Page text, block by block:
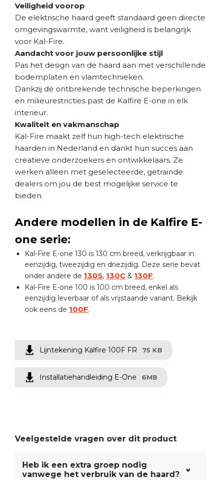
Veiligheid voorop
De elektrische haard geeft standaard geen directe
omgevingswarmte, want veiligheid is belangrijk
voor Kal-Fire.
Aandacht voor jouw persoonlijke stijl
Pas het design van de haard aan met verschillende
bodemplaten en vlamtechnieken.
Dankzij de ontbrekende technische beperkingen
en milieurestricties past de Kalfire E-one in elk
interieur.
Kwaliteit en vakmanschap
Kal-Fire maakt zelf hun high-tech elektrische
haarden in Nederland en dankt hun succes aan
creatieve onderzoekers en ontwikkelaars. Ze
werken alleen met geselecteerde, getrainde
dealers om jou de best mogelijke service te
bieden.
Andere modellen in de Kalfire E-
one serie:
Kal-Fire E-one 130 is 130 cm breed, verkrijgbaar in
eenzijdig, tweezijdig en driezijdig. Deze serie bevat
onder andere de 130S, 130C & 130F.
Kal-Fire E-one 100 is 100 cm breed, enkel als
eenzijdig leverbaar of als vrijstaande variant. Bekijk
ook eens de 100F.
Lijntekening Kalfire 100F FR 75 KB
Installatiehandleiding E-One 6MB
Veelgestelde vragen over dit product
Heb ik een extra groep nodig
vanwege het verbruik van de haard?